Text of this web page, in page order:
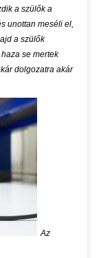
a szülők a
unottan meséli el,
a szülők
se mertek
dolgozatra akár
Az